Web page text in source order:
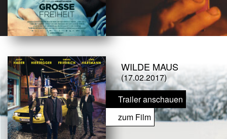
WILDE MAUS
(17.02.2017)
Trailer anschauen
zum Film